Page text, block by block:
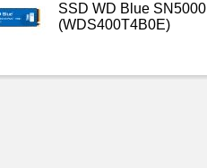
SSD WD Blue
(WDS400T4B0E)